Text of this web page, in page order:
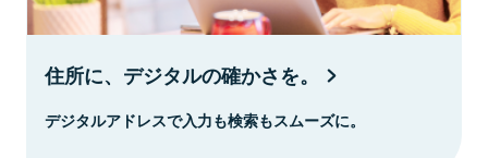
住所に、デジタルの確かさを。
デジタルアドレスで入力も検索もスムーズに。